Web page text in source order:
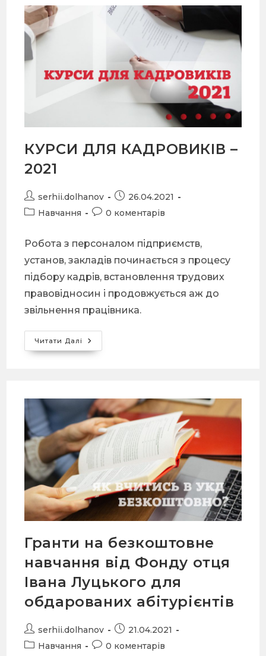
КУРСИ ДЛЯ КАДРОВИКІВ –
2021
serhii.dolhanov
26.04.2021
Навчання
0 коментарів
Робота з персоналом підприємств,
установ, закладів починається з процесу
підбору кадрів, встановлення трудових
правовідносин і продовжується аж до
звільнення працівника.
Читати Далі
Гранти на безкоштовне
навчання від Фонду отця
Івана Луцького для
обдарованих абітурієнтів
serhii.dolhanov
21.04.2021
Навчання
0 коментарів